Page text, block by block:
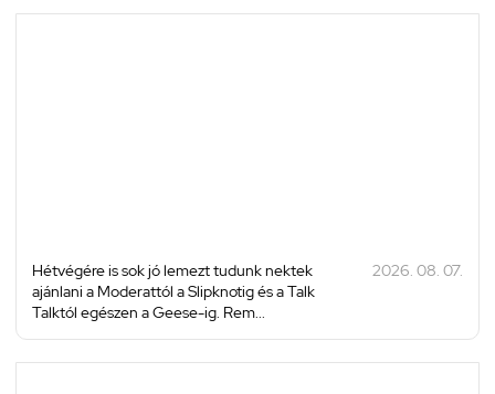
Hétvégére is sok jó lemezt tudunk nektek
ajánlani a Moderattól a Slipknotig és a Talk
Talktól egészen a Geese-ig. Rem...
2026. 08. 07.